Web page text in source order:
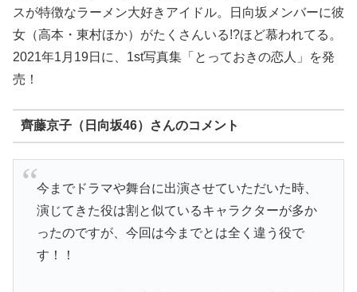
スが特徴なラーメン大好きアイドル。日向坂メンバーに彼
女（高本・東村ほか）がたくさんいる!?ほど慕われてる。
2021年1月19日に、1st写真集「とっておきの恋人」を発
売！
齊藤京子（日向坂46）さんのコメント
今までドラマや舞台に出演させていただいた時、
演じてきた役は割と似ているキャラクターが多か
ったのですが、今回は今までとは全く違う役で
す！！